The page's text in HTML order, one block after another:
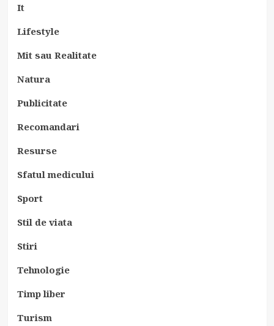
It
Lifestyle
Mit sau Realitate
Natura
Publicitate
Recomandari
Resurse
Sfatul medicului
Sport
Stil de viata
Stiri
Tehnologie
Timp liber
Turism